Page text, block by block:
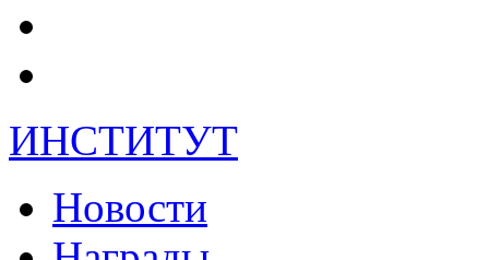
ИНСТИТУТ
Новости